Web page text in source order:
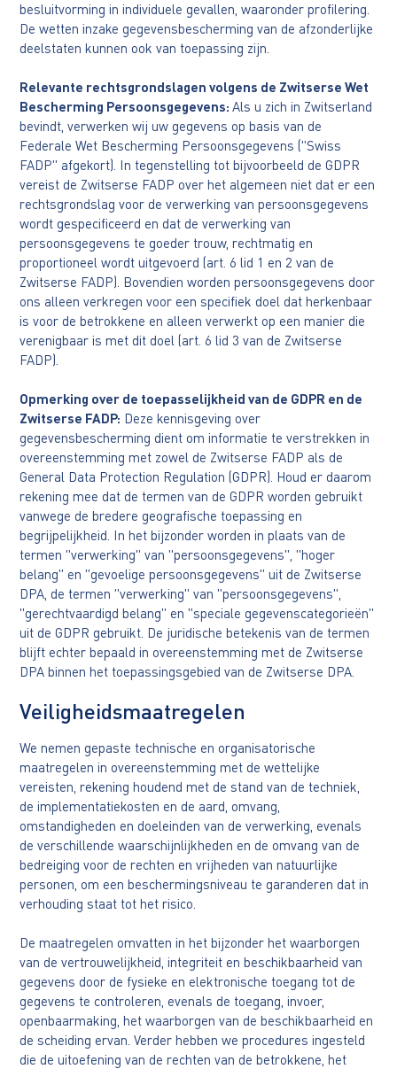
besluitvorming in individuele gevallen, waaronder profilering.
De wetten inzake gegevensbescherming van de afzonderlijke
deelstaten kunnen ook van toepassing zijn.
Relevante rechtsgrondslagen volgens de Zwitserse Wet
Bescherming Persoonsgegevens:Als u zich in Zwitserland
bevindt, verwerken wij uw gegevens op basis van de
Federale Wet Bescherming Persoonsgegevens ("Swiss
FADP" afgekort). In tegenstelling tot bijvoorbeeld de GDPR
vereist de Zwitserse FADP over het algemeen niet dat er een
rechtsgrondslag voor de verwerking van persoonsgegevens
wordt gespecificeerd en dat de verwerking van
persoonsgegevens te goeder trouw, rechtmatig en
proportioneel wordt uitgevoerd (art. 6 lid 1 en 2 van de
Zwitserse FADP). Bovendien worden persoonsgegevens door
ons alleen verkregen voor een specifiek doel dat herkenbaar
is voor de betrokkene en alleen verwerkt op een manier die
verenigbaar is met dit doel (art. 6 lid 3 van de Zwitserse
FADP).
Opmerking over de toepasselijkheid van de GDPR en de
Zwitserse FADP: Deze kennisgeving over
gegevensbescherming dient om informatie te verstrekken in
overeenstemming met zowel de Zwitserse FADP als de
General Data Protection Regulation (GDPR). Houd er daarom
rekening mee dat de termen van de GDPR worden gebruikt
vanwege de bredere geografische toepassing en
begrijpelijkheid. In het bijzonder worden in plaats van de
termen "verwerking" van "persoonsgegevens", "hoger
belang" en "gevoelige persoonsgegevens" uit de Zwitserse
DPA, de termen "verwerking" van "persoonsgegevens",
"gerechtvaardigd belang" en "speciale gegevenscategorieën"
uit de GDPR gebruikt. De juridische betekenis van de termen
blijft echter bepaald in overeenstemming met de Zwitserse
DPA binnen het toepassingsgebied van de Zwitserse DPA.
Veiligheidsmaatregelen
We nemen gepaste technische en organisatorische
maatregelen in overeenstemming met de wettelijke
vereisten, rekening houdend met de stand van de techniek,
de implementatiekosten en de aard, omvang,
omstandigheden en doeleinden van de verwerking, evenals
de verschillende waarschijnlijkheden en de omvang van de
bedreiging voor de rechten en vrijheden van natuurlijke
personen, om een beschermingsniveau te garanderen dat in
verhouding staat tot het risico.
De maatregelen omvatten in het bijzonder het waarborgen
van de vertrouwelijkheid, integriteit en beschikbaarheid van
gegevens door de fysieke en elektronische toegang tot de
gegevens te controleren, evenals de toegang, invoer,
openbaarmaking, het waarborgen van de beschikbaarheid en
de scheiding ervan. Verder hebben we procedures ingesteld
die de uitoefening van de rechten van de betrokkene, het